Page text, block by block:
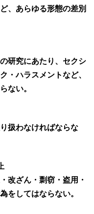
、あらゆる形態の差別
研究にあたり、セクシ
・ハラスメントなど、
ない。
扱わなければならな
改ざん・剽窃・盗用・
をしてはならない。